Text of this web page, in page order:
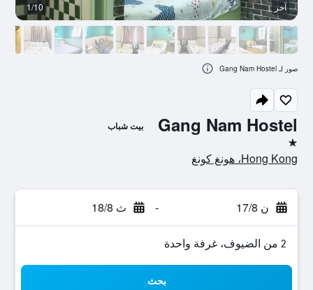
Gang Nam Hostel بيت شباب
نجمة واحدة
Hong Kong، هونغ كونغ
ن 17/8 - ث 18/8
2 من الضيوف، غرفة واحدة
بحث
آخر 1/10
صور لـ Gang Nam Hostel